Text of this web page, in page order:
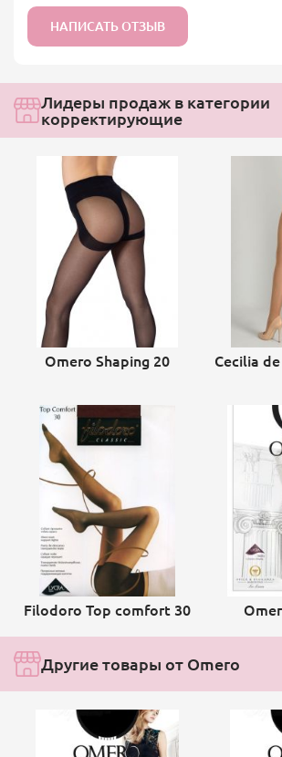
НАПИСАТЬ ОТЗЫВ
Лидеры продаж в категории
корректирующие
Omero Shaping 20
Cecilia
Filodoro Top comfort 30
Другие товары от Omero